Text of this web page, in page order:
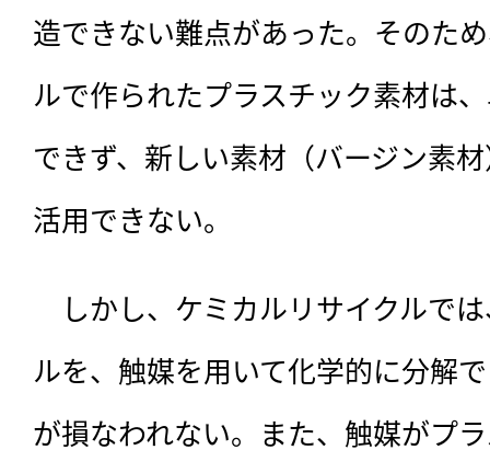
造できない難点があった。そのた
ルで作られたプラスチック素材は
できず、新しい素材（バージン素
活用できない。
しかし、ケミカルリサイクルで
ルを、触媒を用いて化学的に分解
が損なわれない。また、触媒がプ